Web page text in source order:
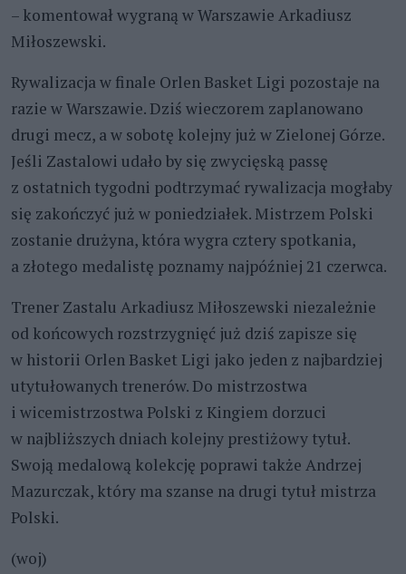
– komentował wygraną w Warszawie Arkadiusz
Miłoszewski.
Rywalizacja w finale Orlen Basket Ligi pozostaje na
razie w Warszawie. Dziś wieczorem zaplanowano
drugi mecz, a w sobotę kolejny już w Zielonej Górze.
Jeśli Zastalowi udało by się zwycięską passę
z ostatnich tygodni podtrzymać rywalizacja mogłaby
się zakończyć już w poniedziałek. Mistrzem Polski
zostanie drużyna, która wygra cztery spotkania,
a złotego medalistę poznamy najpóźniej 21 czerwca.
Trener Zastalu Arkadiusz Miłoszewski niezależnie
od końcowych rozstrzygnięć już dziś zapisze się
w historii Orlen Basket Ligi jako jeden z najbardziej
utytułowanych trenerów. Do mistrzostwa
i wicemistrzostwa Polski z Kingiem dorzuci
w najbliższych dniach kolejny prestiżowy tytuł.
Swoją medalową kolekcję poprawi także Andrzej
Mazurczak, który ma szanse na drugi tytuł mistrza
Polski.
(woj)